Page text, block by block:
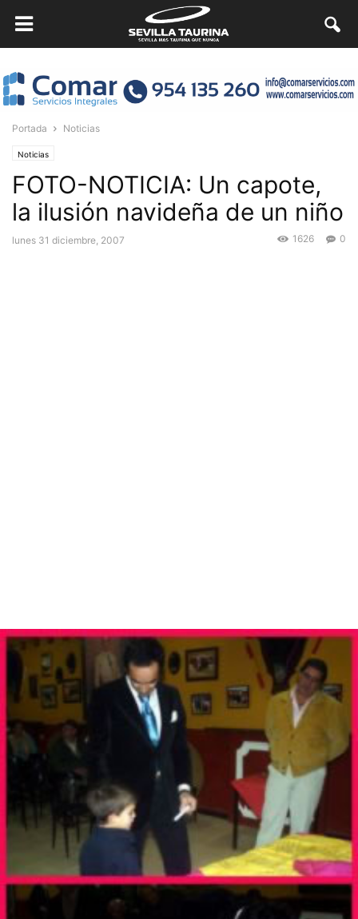
Portada Noticias
Noticias
FOTO-NOTICIA: Un capote,
la ilusión navideña de un niño
lunes 31 diciembre, 2007 0
1626